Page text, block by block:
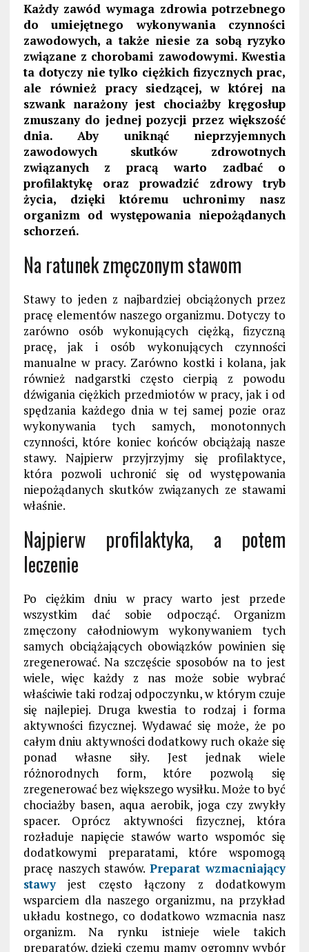
Każdy zawód wymaga zdrowia potrzebnego
do umiejętnego wykonywania czynności
zawodowych, a także niesie za sobą ryzyko
związane z chorobami zawodowymi. Kwestia
ta dotyczy nie tylko ciężkich fizycznych prac,
ale również pracy siedzącej, w której na
szwank narażony jest chociażby kręgosłup
zmuszany do jednej pozycji przez większość
dnia. Aby uniknąć nieprzyjemnych
zawodowych skutków zdrowotnych
związanych z pracą warto zadbać o
profilaktykę oraz prowadzić zdrowy tryb
życia, dzięki któremu uchronimy nasz
organizm od występowania niepożądanych
schorzeń.
Na ratunek zmęczonym stawom
Stawy to jeden z najbardziej obciążonych przez
pracę elementów naszego organizmu. Dotyczy to
zarówno osób wykonujących ciężką, fizyczną
pracę, jak i osób wykonujących czynności
manualne w pracy. Zarówno kostki i kolana, jak
również nadgarstki często cierpią z powodu
dźwigania ciężkich przedmiotów w pracy, jak i od
spędzania każdego dnia w tej samej pozie oraz
wykonywania tych samych, monotonnych
czynności, które koniec końców obciążają nasze
stawy. Najpierw przyjrzyjmy się profilaktyce,
która pozwoli uchronić się od występowania
niepożądanych skutków związanych ze stawami
właśnie.
Najpierw profilaktyka, a potem
leczenie
Po ciężkim dniu w pracy warto jest przede
wszystkim dać sobie odpocząć. Organizm
zmęczony całodniowym wykonywaniem tych
samych obciążających obowiązków powinien się
zregenerować. Na szczęście sposobów na to jest
wiele, więc każdy z nas może sobie wybrać
właściwie taki rodzaj odpoczynku, w którym czuje
się najlepiej. Druga kwestia to rodzaj i forma
aktywności fizycznej. Wydawać się może, że po
całym dniu aktywności dodatkowy ruch okaże się
ponad własne siły. Jest jednak wiele
różnorodnych form, które pozwolą się
zregenerować bez większego wysiłku. Może to być
chociażby basen, aqua aerobik, joga czy zwykły
spacer. Oprócz aktywności fizycznej, która
rozładuje napięcie stawów warto wspomóc się
dodatkowymi preparatami, które wspomogą
pracę naszych stawów.Preparat wzmacniający
stawyjest często łączony z dodatkowym
wsparciem dla naszego organizmu, na przykład
układu kostnego, co dodatkowo wzmacnia nasz
organizm. Na rynku istnieje wiele takich
preparatów, dzięki czemu mamy ogromny wybór